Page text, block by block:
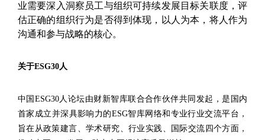
业需要深入洞察员工与组织可持续发展目标关联度，评
估正确的组织行为是否得到体现，以人为本，将人作为
沟通和参与战略的核心。
关于ESG30人
中国ESG30人论坛由财新智库联合合作伙伴共同发起，是国内
首家成立并深具影响力的ESG智库网络和专业行业交流平台，
旨在从政策建言、学术研究、行业实践、国际交流四个方面，